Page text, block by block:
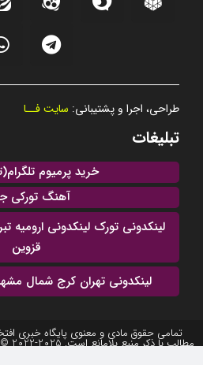
طراحی، اجرا و پشتیبانی: سایت فــا
تبلیغات
خرید پرمیوم
آهنگ تورکی
لینکدونی تورک لینکدونی ارومیه
قزوین
لینکدونی تهران کرج شمال
تمامی حقوق مادی و معنوی پایگاه خبری